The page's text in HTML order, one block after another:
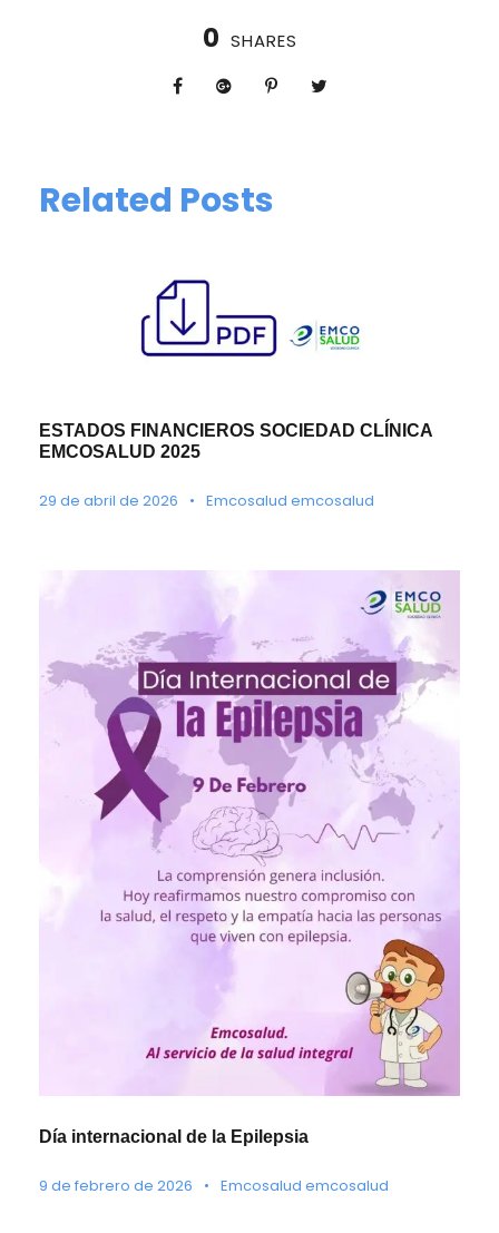
0 SHARES
Related Posts
ESTADOS FINANCIEROS SOCIEDAD CLÍNICA
EMCOSALUD 2025
29 de abril de 2026 • Emcosalud emcosalud
Día internacional de la Epilepsia
9 de febrero de 2026 • Emcosalud emcosalud